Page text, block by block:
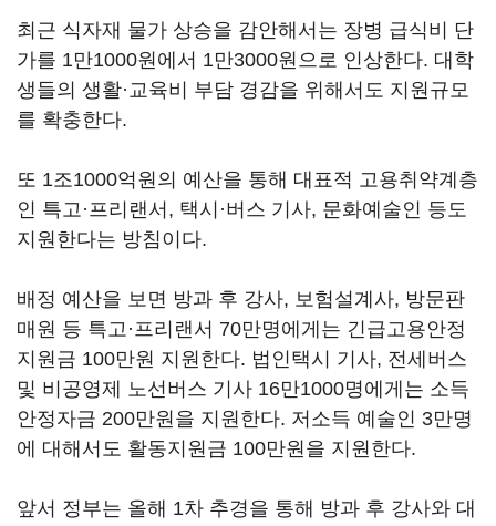
최근 식자재 물가 상승을 감안해서는 장병 급식비 단
가를 1만1000원에서 1만3000원으로 인상한다. 대학
생들의 생활·교육비 부담 경감을 위해서도 지원규모
를 확충한다.
또 1조1000억원의 예산을 통해 대표적 고용취약계층
인 특고·프리랜서, 택시·버스 기사, 문화예술인 등도
지원한다는 방침이다.
배정 예산을 보면 방과 후 강사, 보험설계사, 방문판
매원 등 특고·프리랜서 70만명에게는 긴급고용안정
지원금 100만원 지원한다. 법인택시 기사, 전세버스
및 비공영제 노선버스 기사 16만1000명에게는 소득
안정자금 200만원을 지원한다. 저소득 예술인 3만명
에 대해서도 활동지원금 100만원을 지원한다.
앞서 정부는 올해 1차 추경을 통해 방과 후 강사와 대